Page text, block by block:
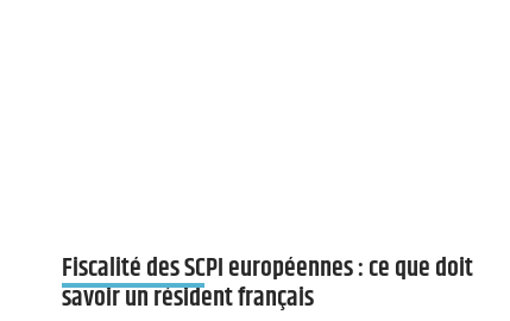
Fiscalité des SCPI européennes : ce que doit
savoir un résident français